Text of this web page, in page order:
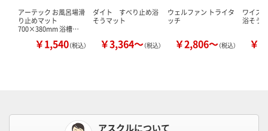
アーテック お風呂場滑
り止めマット
700×380mm 浴槽…
￥1,540（税込）
ダイト すべり止め浴
そうマット
￥3,364～（税込）
ウェルファン トライタ
ッチ
￥2,806～（税込）
ワイズ
浴そう
￥
アスクルについて